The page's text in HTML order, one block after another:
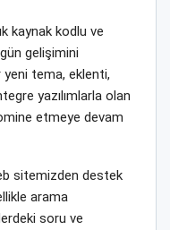
kaynak kodlu ve
gelişimini
tema, eklenti,
yazılımlarla olan
etmeye devam
sitemizden destek
arama
soru ve